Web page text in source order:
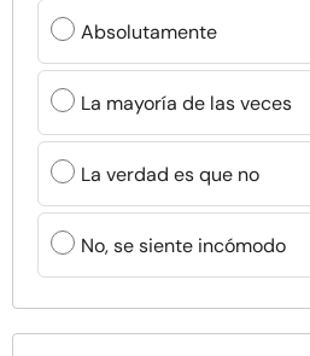
Absolutamente
La mayoría de las veces
La verdad es que no
No, se siente incómodo